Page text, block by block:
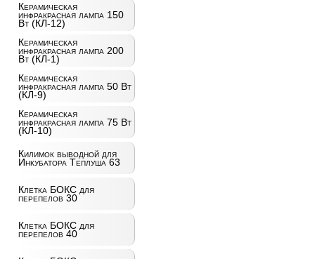
Керамическая
инфракрасная лампа 150
Вт (КЛ-12)
Керамическая
инфракрасная лампа 200
Вт (КЛ-1)
Керамическая
инфракрасная лампа 50 Вт
(КЛ-9)
Керамическая
инфракрасная лампа 75 Вт
(КЛ-10)
Килимок выводной для
Инкубатора Теплуша 63
Клетка БОКС для
перепелов 30
Клетка БОКС для
перепелов 40